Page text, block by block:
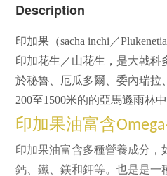
Description
印加果（sacha inchi ／
印加花生／山花生，是大戟科
於秘魯、厄瓜多爾、委內瑞拉
200至1500米的的亞馬遜雨林中
印加果油富含
印加果油富含多種營養成分，
鈣、鐵、鎂和鉀等。也是是一